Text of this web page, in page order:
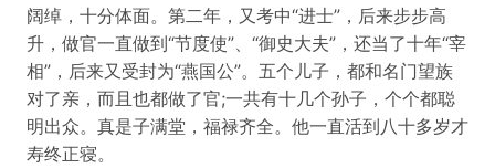
阔绰，十分体面。第二年，又考中“进士”，后来步步高
升，做官一直做到“节度使”、“御史大夫”，还当了十年“宰
相”，后来又受封为“燕国公”。五个儿子，都和名门望族
对了亲，而且也都做了官;一共有十几个孙子，个个都聪
明出众。真是子满堂，福禄齐全。他一直活到八十多岁才
寿终正寝。